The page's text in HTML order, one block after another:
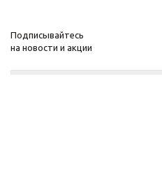
Подписывайтесь
на новости и акции